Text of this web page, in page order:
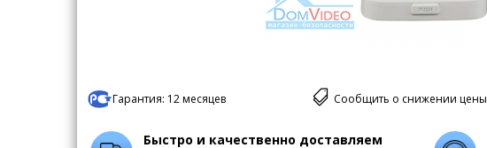
Гарантия: 12 месяцев Сообщить о снижении цены
Быстро и качественно доставляем